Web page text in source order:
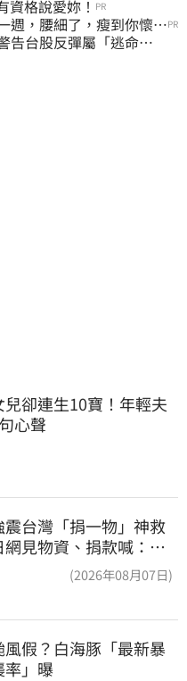
資格說愛妳！ PR
週，腰細了，瘦到你懷疑PR
告台股反彈屬「逃命
兒卻連生10寶！年輕夫
心聲
震台灣「捐一物」神救
見物資、捐款喊：給
(2026年08月07日)
風假？白海豚「最新暴
率」曝